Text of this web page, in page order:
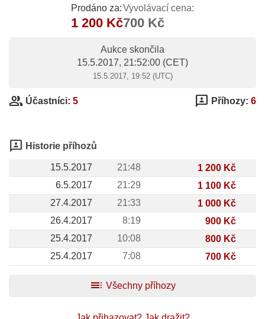
Prodáno za:
1 200 Kč
Vyvolávací cena:
700 Kč
Aukce skončila
15.5.2017, 21:52:00 (CET)
15.5.2017, 19:52 (UTC)
group Účastníci: 5 3p Příhozy: 6
3p Historie příhozů
15.5.2017 21:48
1 200 Kč
6.5.2017
21:29
1 100 Kč
27.4.2017
21:33
1 000 Kč
26.4.2017
8:19
900 Kč
25.4.2017
10:08
800 Kč
25.4.2017
7:08 700 Kč
toc Všechny příhozy